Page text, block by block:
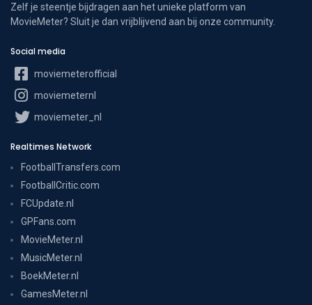
Zelf je steentje bijdragen aan het unieke platform van
MovieMeter? Sluit je dan vrijblijvend aan bij onze community.
Social media
moviemeterofficial
moviemeternl
moviemeter_nl
Realtimes Network
FootballTransfers.com
FootballCritic.com
FCUpdate.nl
GPFans.com
MovieMeter.nl
MusicMeter.nl
BoekMeter.nl
GamesMeter.nl